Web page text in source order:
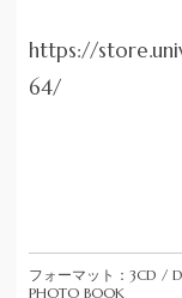
https://
64/
フォーマット：3CD /
PHOTO BOOK